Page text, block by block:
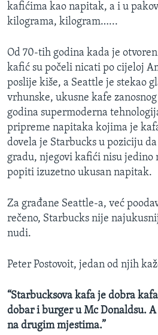
ŽENSKA STRANA
MAGAZIN
O GLASU AMERIKE
Learning English
PRATITE NAS
Jezici
kafićima kao napitak, a i u
kilograma, kilogram…...
Od 70-tih godina kada je
kafić su počeli nicati po cijeloj
poslije kiše, a Seattle je stekao
vrhunske, ukusne kafe
godina supermoderna
pripreme napitaka kojima je
dovela je Starbucks u poziciju
gradu, njegovi kafići nisu jedino
popiti izuzetno ukusan napitak.
Za građane Seattle-a, već
rečeno, Starbucks nije
nudi.
Peter Postovoit, jedan od njih
“Starbucksova kafa je dobra
dobar i burger u Mc Donaldsu.
na drugim mjestima.”